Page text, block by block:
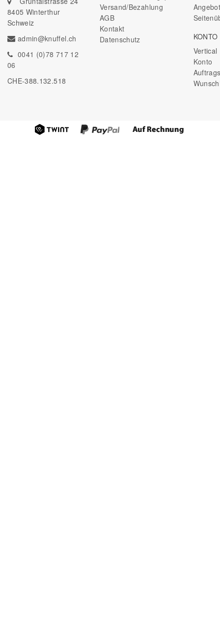
8405 Winterthur
Schweiz
admin@knuffel.ch
0041 (0)78 717 12
06
CHE-388.132.518
Versand/Bezahlung
AGB
Kontakt
Datenschutz
KONTO
Vertical
Konto